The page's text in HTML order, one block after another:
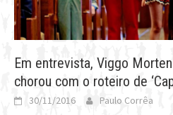
Em entrevista, Viggo
chorou com o roteiro de
30/11/2016 Paulo Corrêa